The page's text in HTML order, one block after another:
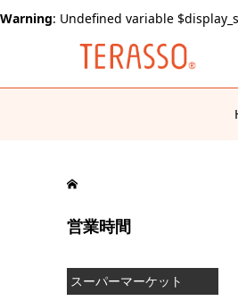
Warning: Undefined variable
営業時間
スーパーマーケット